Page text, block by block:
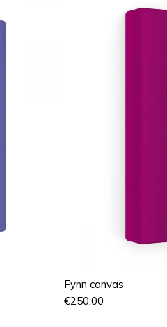
Fynn canvas
€250,00